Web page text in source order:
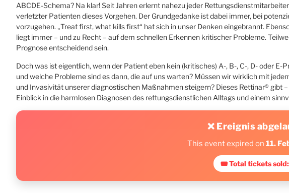
ABCDE-Schema? Na klar! Seit Jahren erlernt nahezu jeder
verletzter Patienten dieses Vorgehen. Der Grundgedanke ist dabei immer, bei
vorzugehen. „Treat first, what kills first“ hat sich in unser Denken eingebrannt.
liegt immer – und zu Recht – auf dem schnellen Erkennen kritischer Probleme.
Prognose entscheidend sein.
Doch was ist eigentlich, wenn der Patient eben kein (kritisches) A-, B-, C-, D- oder
und welche Probleme sind es dann, die auf uns warten? Müssen wir wirklich mit
und Invasivität unserer diagnostischen Maßnahmen steigern? Dieses Rettinar® gibt
Einblick in die harmlosen Diagnosen des rettungsdienstlichen Alltags und einem
❌ Ereignis
This event expired on 11.
🎟 Total tickets